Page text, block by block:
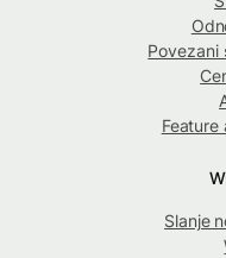
Povezani
Slanje